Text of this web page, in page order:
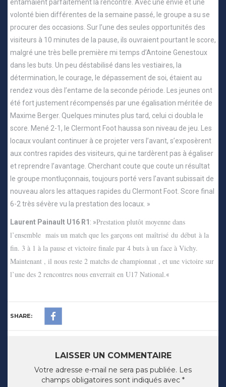
entamaient parfaitement la rencontre. Avec une envie et une
volonté bien différentes de la semaine passé, le groupe a su se
procurer des occasions. Sur l’une des seules opportunités des
visiteurs à 10 minutes de la pause, ils ouvraient pourtant le score,
malgré une très belle première mi temps d’Antoine Genestoux
dans les buts. Un peu déstabilisé dans les vestiaires, la
détermination, le courage, le dépassement de soi, étaient au
rendez vous dès l’entame de la seconde période. Les jeunes ont
été fort justement récompensés par une égalisation méritée de
Maxime Berger. Quelques minutes plus tard, celui ci doubla le
score. Mené 2-1, le Clermont Foot haussa son niveau de jeu. Les
locaux voulant continuer à ce projeter vers l’avant, s’exposèrent
aux contres rapides des visiteurs, qui ne tardèrent pas à égaliser
et reprendre l’avantage. Cherchant coute que coute un résultat
le groupe montluçonnais, toujours porté vers l’avant subissait de
nouveau alors les attaques rapides du Clermont Foot. Score final
6-2 très sévère vu la prestation des locaux. »
Laurent Painault U16 R1 : »Prestation plutôt moyenne dans
l’ensemble mais un match que les garçons ont maîtrisé du début à la
fin. 3 à 1 à la pause et victoire finale par 4 buts à un face à Vichy.
Maintenant , il nous reste 2 matchs de championnat , et une victoire sur
l’une des 2 rencontres nous enverrait en U17 National.«
SHARE:
LAISSER UN COMMENTAIRE
Votre adresse e-mail ne sera pas publiée. Les
champs obligatoires sont indiqués avec *